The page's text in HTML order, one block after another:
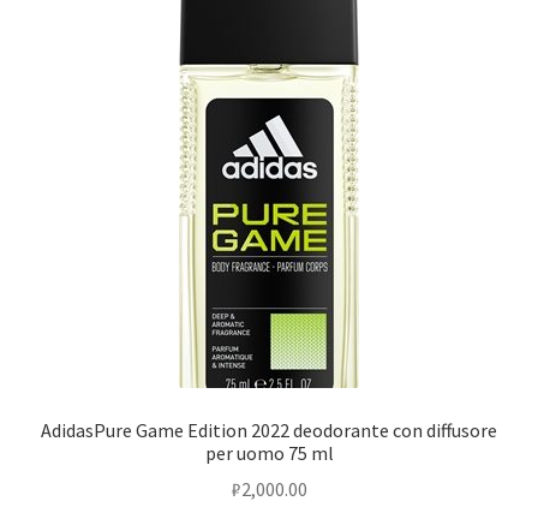
AdidasPure Game Edition 2022 deodorante con diffusore
per uomo 75 ml
₽2,000.00